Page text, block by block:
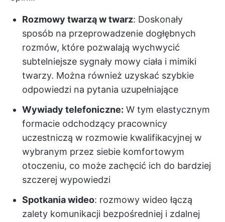
Rozmowy twarzą w twarz: Doskonały
sposób na przeprowadzenie dogłębnych
rozmów, które pozwalają wychwycić
subtelniejsze sygnały mowy ciała i mimiki
twarzy. Można również uzyskać szybkie
odpowiedzi na pytania uzupełniające
Wywiady telefoniczne: W tym elastycznym
formacie odchodzący pracownicy
uczestniczą w rozmowie kwalifikacyjnej w
wybranym przez siebie komfortowym
otoczeniu, co może zachęcić ich do bardziej
szczerej wypowiedzi
Spotkania wideo: rozmowy wideo łączą
zalety komunikacji bezpośredniej i zdalnej